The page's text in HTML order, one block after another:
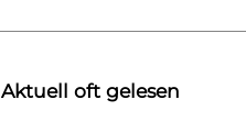
Aktuell oft gelesen